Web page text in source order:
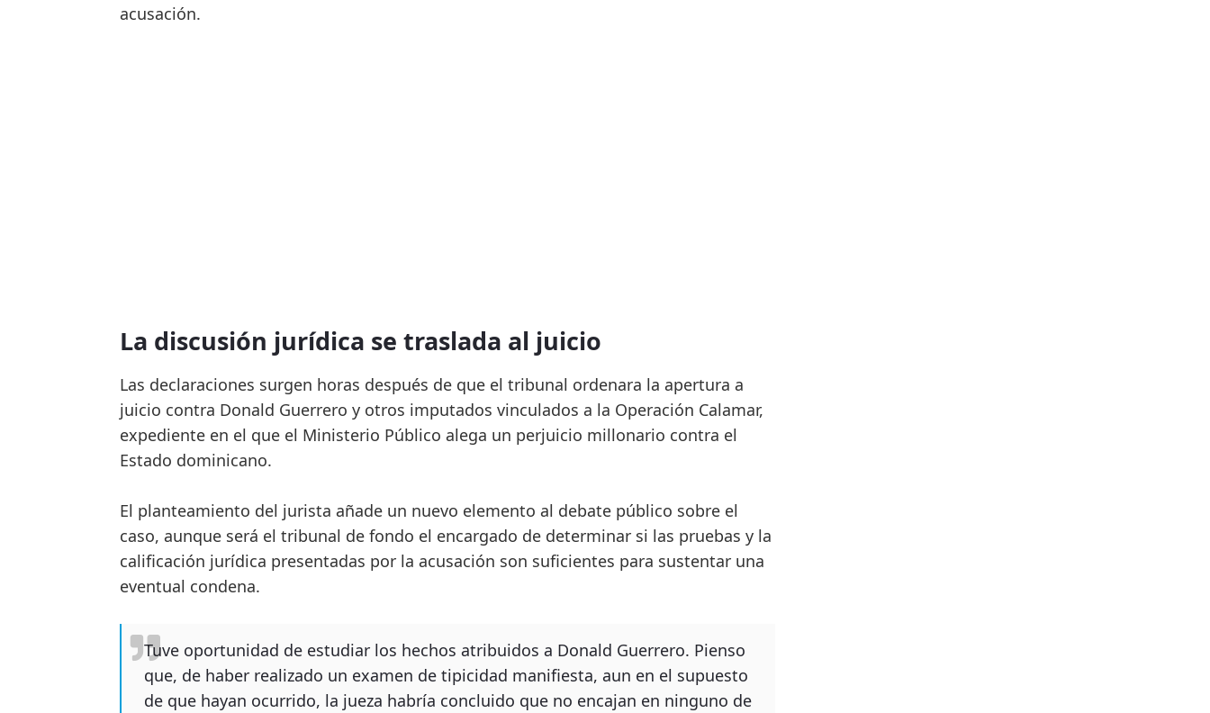
acusación.
La discusión jurídica se traslada al juicio
Las declaraciones surgen horas después de que el tribunal ordenara la apertura a
juicio contra Donald Guerrero y otros imputados vinculados a la Operación Calamar,
expediente en el que el Ministerio Público alega un perjuicio millonario contra el
Estado dominicano.
El planteamiento del jurista añade un nuevo elemento al debate público sobre el
caso, aunque será el tribunal de fondo el encargado de determinar si las pruebas y la
calificación jurídica presentadas por la acusación son suficientes para sustentar una
eventual condena.
Tuve oportunidad de estudiar los hechos atribuidos a Donald Guerrero. Pienso
que, de haber realizado un examen de tipicidad manifiesta, aun en el supuesto
de que hayan ocurrido, la jueza habría concluido que no encajan en ninguno de